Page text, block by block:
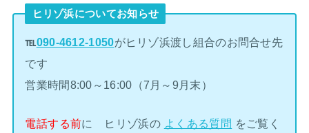
ヒリゾ浜についてお知らせ
℡090-4612-1050がヒリゾ浜渡し組合のお問合せ先
です
営業時間8:00～16:00（7月～9月末）
電話する前に ヒリゾ浜の よくある質問 をご覧く